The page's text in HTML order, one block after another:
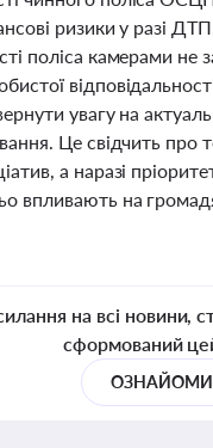
ризики у разі
поліса камерами не
увагу на
Це свідчить
а наразі
впливають на
на всі новини,
сформований